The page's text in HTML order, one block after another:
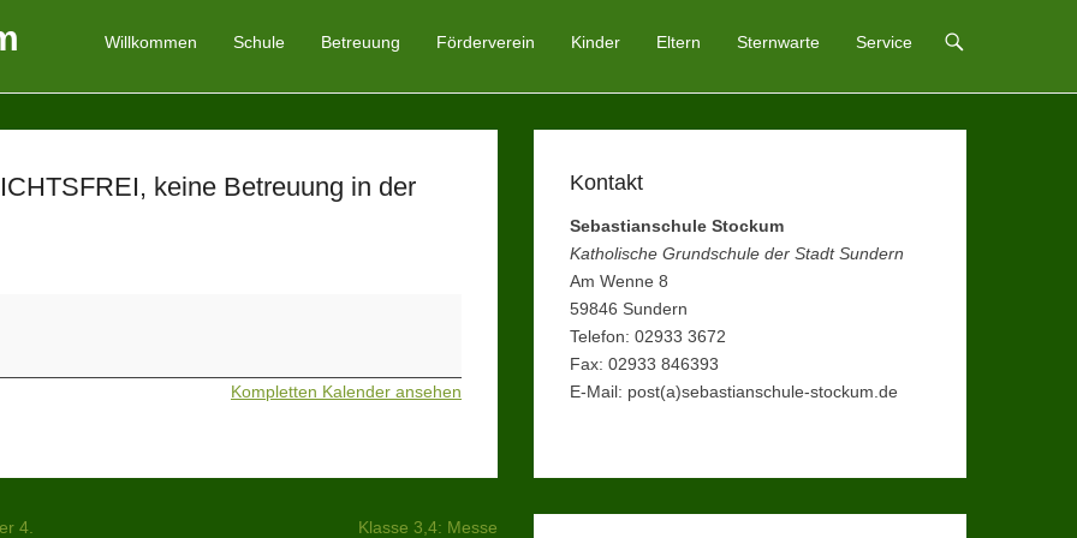
Primäres Menü
Zum Inhalt springen
Willkommen Schule Betreuung Förderverein Kinder Eltern Sternwarte Service
keine Betreuung in der
Kompletten Kalender ansehen
4.
Klasse 3,4: Messe
Kontakt
Sebastianschule Stockum
Katholische Grundschule der Stadt Sundern
Am Wenne 8
59846 Sundern
Telefon: 02933 3672
Fax: 02933 846393
E-Mail: post(a)sebastianschule-stockum.de